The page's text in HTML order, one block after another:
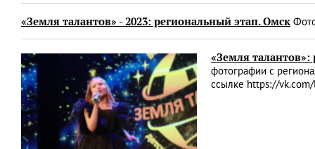
«Земля талантов» - 2023: региональный этап. Омск
«Земля
фотографии с
ссылке https://